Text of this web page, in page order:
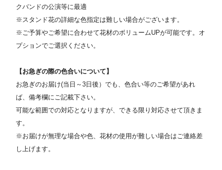
クバンドの公演等に最適
※スタンド花の詳細な色指定は難しい場合がございます。
※ご予算やご希望に合わせて花材のボリュームUPが可能です。オ
プションでご選択ください。
【お急ぎの際の色合いについて】
お急ぎのお届け(当日～3日後）でも、色合い等のご希望があれ
ば、備考欄にご記載下さい。
可能な範囲での対応となりますが、できる限り対応させて頂きま
す。
※お届けが無理な場合や色、花材の使用が難しい場合はご連絡差
し上げます。